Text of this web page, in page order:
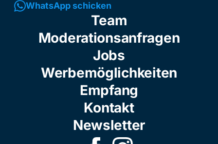
WhatsApp schicken
Team
Moderationsanfragen
Jobs
Werbemöglichkeiten
Empfang
Kontakt
Newsletter